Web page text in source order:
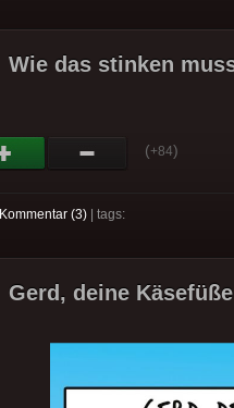
Wie das stinken
(+84)
Kommentar (3) | tags:
Gerd, deine